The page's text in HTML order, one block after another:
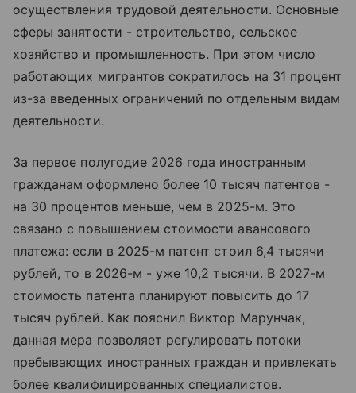
осуществления трудовой деятельности. Основные
сферы занятости - строительство, сельское
хозяйство и промышленность. При этом число
работающих мигрантов сократилось на 31 процент
из-за введенных ограничений по отдельным видам
деятельности.
За первое полугодие 2026 года иностранным
гражданам оформлено более 10 тысяч патентов -
на 30 процентов меньше, чем в 2025-м. Это
связано с повышением стоимости авансового
платежа: если в 2025-м патент стоил 6,4 тысячи
рублей, то в 2026-м - уже 10,2 тысячи. В 2027-м
стоимость патента планируют повысить до 17
тысяч рублей. Как пояснил Виктор Марунчак,
данная мера позволяет регулировать потоки
пребывающих иностранных граждан и привлекать
более квалифицированных специалистов.